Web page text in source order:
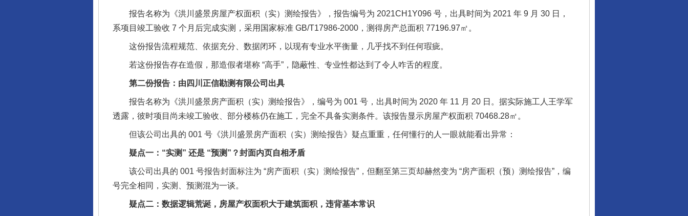
报告名称为《洪川盛景房屋产权面积（实）测绘报告》，报告编号为 2021CH1Y096 号，出具时间为 2021 年 9 月 30 日，
系项目竣工验收 7 个月后完成实测，采用国家标准 GB/T17986-2000，测得房产总面积 77196.97㎡。
这份报告流程规范、依据充分、数据闭环，以现有专业水平衡量，几乎找不到任何瑕疵。
若这份报告存在造假，那造假者堪称 “高手”，隐蔽性、专业性都达到了令人咋舌的程度。
第二份报告：由四川正信勘测有限公司出具
报告名称为《洪川盛景房产面积（实）测绘报告》，编号为 001 号，出具时间为 2020 年 11 月 20 日。据实际施工人王学军
透露，彼时项目尚未竣工验收、部分楼栋仍在施工，完全不具备实测条件。该报告显示房屋产权面积 70468.28㎡。
但该公司出具的 001 号《洪川盛景房产面积（实）测绘报告》疑点重重，任何懂行的人一眼就能看出异常：
疑点一：“实测” 还是 “预测”？封面内页自相矛盾
该公司出具的 001 号报告封面标注为 “房产面积（实）测绘报告”，但翻至第三页却赫然变为 “房产面积（预）测绘报告”，编
号完全相同，实测、预测混为一谈。
疑点二：数据逻辑荒诞，房屋产权面积大于建筑面积，违背基本常识